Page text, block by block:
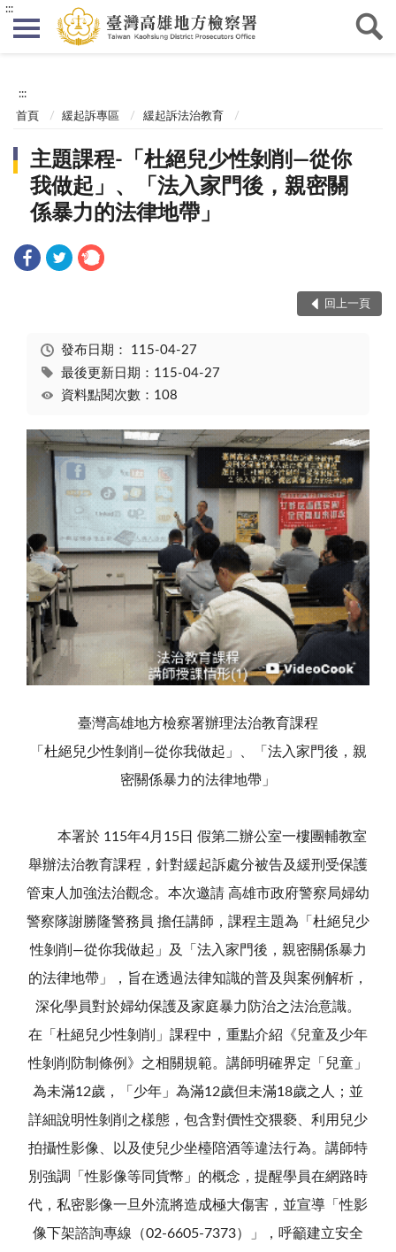
:::
:::
首頁 緩起訴專區 緩起訴法治教育
主題課程-「杜絕兒少性剝削—從你
我做起」、「法入家門後，親密關
係暴力的法律地帶」
回上一頁
發布日期： 115-04-27
最後更新日期：115-04-27
資料點閱次數：108
臺灣高雄地方檢察署辦理法治教育課程
「杜絕兒少性剝削—從你我做起」、「法入家門後，親
密關係暴力的法律地帶」
本署於 115年4月15日 假第二辦公室一樓團輔教室
舉辦法治教育課程，針對緩起訴處分被告及緩刑受保護
管束人加強法治觀念。本次邀請 高雄市政府警察局婦幼
警察隊謝勝隆警務員 擔任講師，課程主題為「杜絕兒少
性剝削—從你我做起」及「法入家門後，親密關係暴力
的法律地帶」，旨在透過法律知識的普及與案例解析，
深化學員對於婦幼保護及家庭暴力防治之法治意識。
在「杜絕兒少性剝削」課程中，重點介紹《兒童及少年
性剝削防制條例》之相關規範。講師明確界定「兒童」
為未滿12歲，「少年」為滿12歲但未滿18歲之人；並
詳細說明性剝削之樣態，包含對價性交猥褻、利用兒少
拍攝性影像、以及使兒少坐檯陪酒等違法行為。講師特
別強調「性影像等同貨幣」的概念，提醒學員在網路時
代，私密影像一旦外流將造成極大傷害，並宣導「性影
像下架諮詢專線（02-6605-7373）」，呼籲建立安全